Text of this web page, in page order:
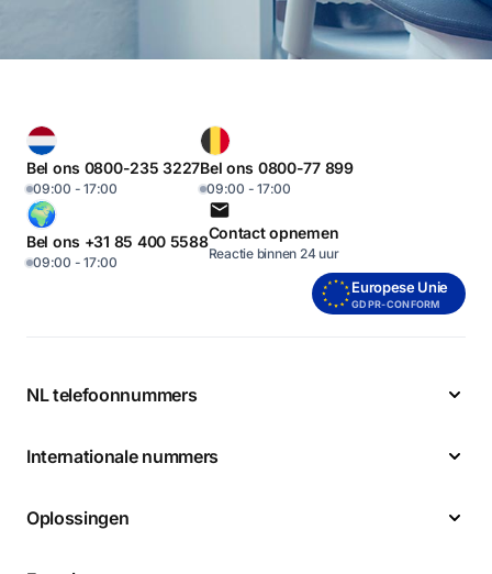
Bel ons 0800-235 3227
09:00 - 17:00
Bel ons 0800-77 899
09:00 - 17:00
Bel ons +31 85 400 5588
09:00 - 17:00
Contact opnemen
Reactie binnen 24 uur
Europese Unie
GDPR-CONFORM
NL telefoonnummers
Internationale nummers
Oplossingen